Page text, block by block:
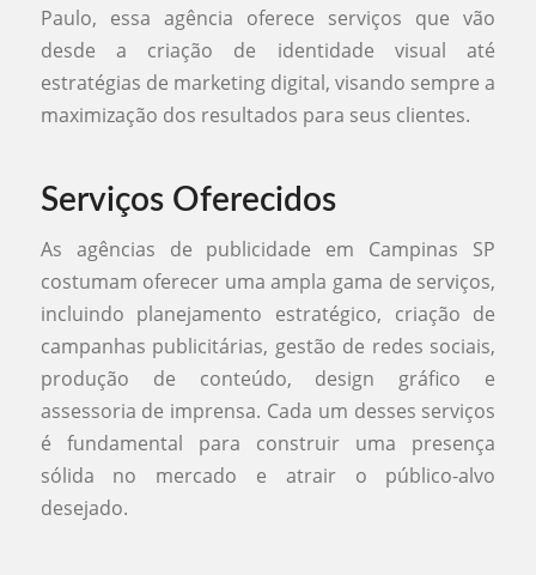
Paulo, essa agência oferece serviços que vão
desde a criação de identidade visual até
estratégias de marketing digital, visando sempre a
maximização dos resultados para seus clientes.
Serviços Oferecidos
As agências de publicidade em Campinas SP
costumam oferecer uma ampla gama de serviços,
incluindo planejamento estratégico, criação de
campanhas publicitárias, gestão de redes sociais,
produção de conteúdo, design gráfico e
assessoria de imprensa. Cada um desses serviços
é fundamental para construir uma presença
sólida no mercado e atrair o público-alvo
desejado.